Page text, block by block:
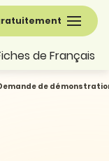
de Français
de